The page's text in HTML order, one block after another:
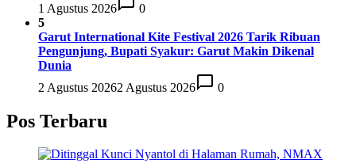
1 Agustus 2026
0
5
Garut International Kite Festival 2026 Tarik Ribuan
Pengunjung, Bupati Syakur: Garut Makin Dikenal
Dunia
2 Agustus 20262 Agustus 2026 0
Pos Terbaru